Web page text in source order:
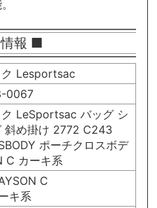
報 ■
ク Lesportsac
0067
ク LeSportsac バッグ シ
斜め掛け 2772 C243
ポーチクロスボデ
C カーキ系
C
キ系